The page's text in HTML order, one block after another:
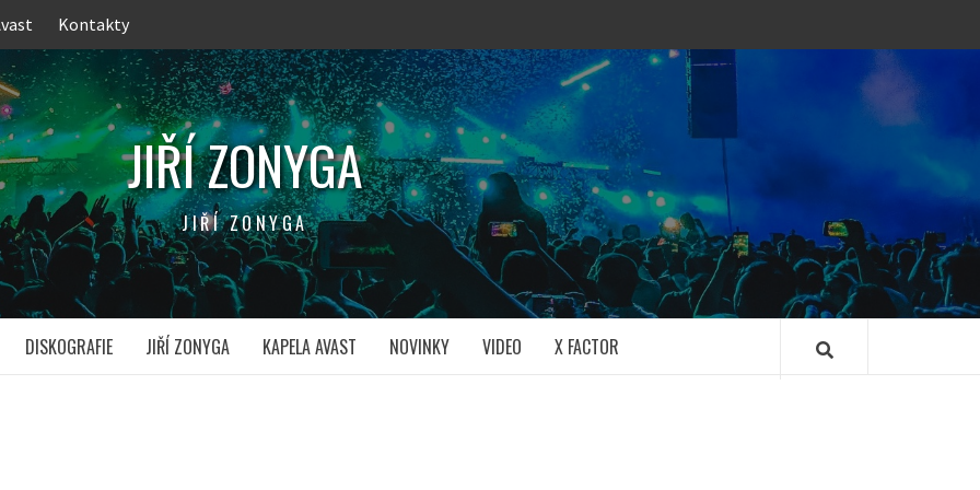
Kontakty
JIŘÍ ZONYGA
JIŘÍ ZONYGA
DISKOGRAFIE JIŘÍ ZONYGA KAPELA AVAST NOVINKY VIDEO X FACTOR